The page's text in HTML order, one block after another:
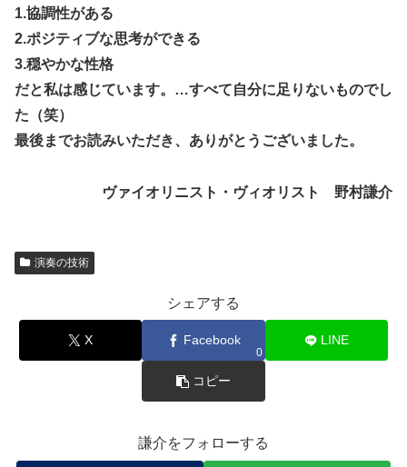
1.協調性がある
2.ポジティブな思考ができる
3.穏やかな性格
だと私は感じています。…すべて自分に足りないものでし
た（笑）
最後までお読みいただき、ありがとうございました。
ヴァイオリニスト・ヴィオリスト 野村謙介
演奏の技術
シェアする
X Facebook
0
LINE
コピー
謙介をフォローする